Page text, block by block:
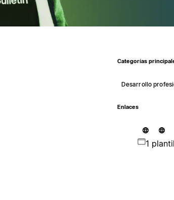
Categorías
Desarrollo
Enlaces
1